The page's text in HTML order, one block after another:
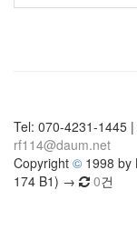
Tel: 070-4231-1445
rf114@daum.net
Copyright © 1998 by
174 B1) →
0건